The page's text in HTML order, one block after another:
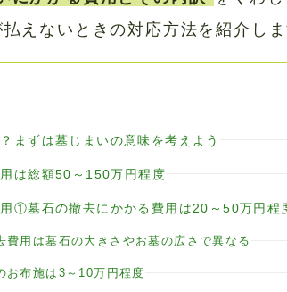
えないときの対応方法を紹介しま
まずは墓じまいの意味を考えよう
は総額50～150万円程度
①墓石の撤去にかかる費用は20～50万円程
費用は墓石の大きさやお墓の広さで異なる
お布施は3～10万円程度